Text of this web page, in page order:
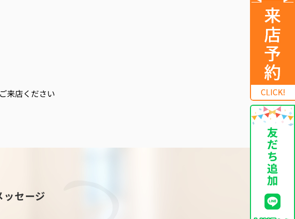
来店ください
ッセージ